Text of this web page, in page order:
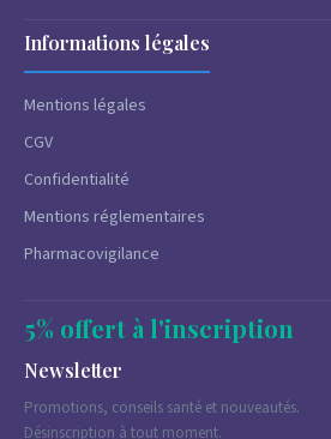
Informations légales
Mentions légales
CGV
Confidentialité
Mentions réglementaires
Pharmacovigilance
5% offert à l'inscription
Newsletter
Promotions, conseils santé et nouveautés.
Désinscription à tout moment.